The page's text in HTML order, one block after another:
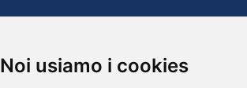
Noi usiamo i cookies